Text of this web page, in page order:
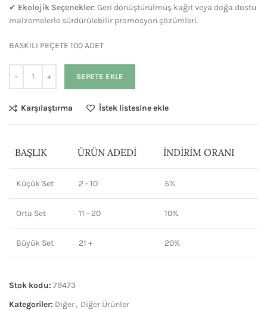
✔ Ekolojik Seçenekler: Geri dönüştürülmüş kağıt veya doğa dostu
malzemelerle sürdürülebilir promosyon çözümleri.
BASKILI PEÇETE 100 ADET
SEPETE EKLE
Karşılaştırma İstek listesine ekle
BAŞLIK ÜRÜN ADEDI İNDIRIM ORANI
Küçük Set 2 - 10 5%
Orta Set 11 - 20 10%
Büyük Set 21 + 20%
Stok kodu: 79473
Kategoriler: Diğer, Diğer Ürünler